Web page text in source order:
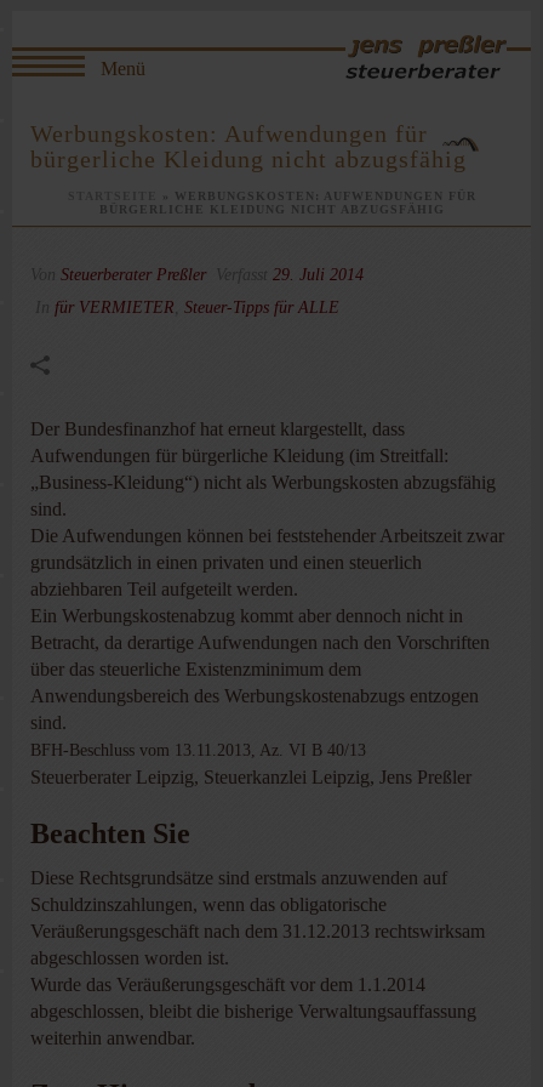
Werbungskosten: Aufwendungen für
bürgerliche Kleidung nicht abzugsfähig
»
WERBUNGSKOSTEN: AUFWENDUNGEN FÜR
BÜRGERLICHE KLEIDUNG NICHT ABZUGSFÄHIG
Von Steuerberater Preßler Verfasst 29. Juli 2014
In für VERMIETER Steuer-Tipps für ALLE
Der Bundesfinanzhof hat erneut klargestellt, dass
Aufwendungen für bürgerliche Kleidung (im Streitfall:
„Business-Kleidung“) nicht als Werbungskosten abzugsfähig
sind.
Die Aufwendungen können bei feststehender Arbeitszeit zwar
grundsätzlich in einen privaten und einen steuerlich
abziehbaren Teil aufgeteilt werden.
Ein Werbungskostenabzug kommt aber dennoch nicht in
Betracht, da derartige Aufwendungen nach den Vorschriften
über das steuerliche Existenzminimum dem
Anwendungsbereich des Werbungskostenabzugs entzogen
sind.
BFH-Beschluss vom 13.11.2013, Az. VI B 40/13
Steuerberater Leipzig, Steuerkanzlei Leipzig, Jens Preßler
Beachten Sie
Diese Rechtsgrundsätze sind erstmals anzuwenden auf
Schuldzinszahlungen, wenn das obligatorische
Veräußerungsgeschäft nach dem 31.12.2013 rechtswirksam
abgeschlossen worden ist.
Wurde das Veräußerungsgeschäft vor dem 1.1.2014
abgeschlossen, bleibt die bisherige Verwaltungsauffassung
weiterhin anwendbar.